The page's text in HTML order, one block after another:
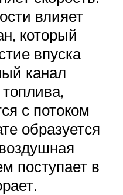
влияет
который
впуска
канал
с потоком
образуется
поступает в